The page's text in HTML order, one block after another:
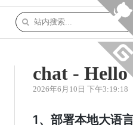
chat -
2026年6月10日 下午3:19:18
1、部署本地大语